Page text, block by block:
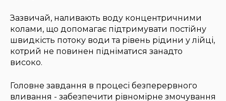
Зазвичай, наливають воду концентричними
колами, що допомагає підтримувати постійну
швидкість потоку води та рівень рідини у лійці,
котрий не повинен підніматися занадто
високо.
Головне завдання в процесі безперервного
вливання - забезпечити рівномірне змочування